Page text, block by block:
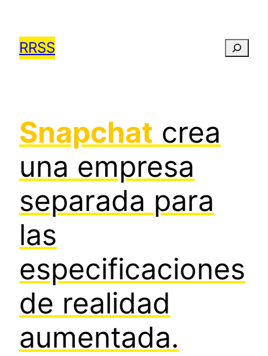
contenido
RRSS
Snapchat crea
una empresa
separada para
las
especificaciones
de realidad
aumentada.